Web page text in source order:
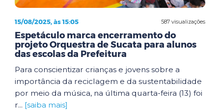
587 visualizações
15/08/2025, às 15:05
Espetáculo marca encerramento do
projeto Orquestra de Sucata para alunos
das escolas da Prefeitura
Para conscientizar crianças e jovens sobre a
importância da reciclagem e da sustentabilidade
por meio da música, na última quarta-feira (13) foi
r... [saiba mais]